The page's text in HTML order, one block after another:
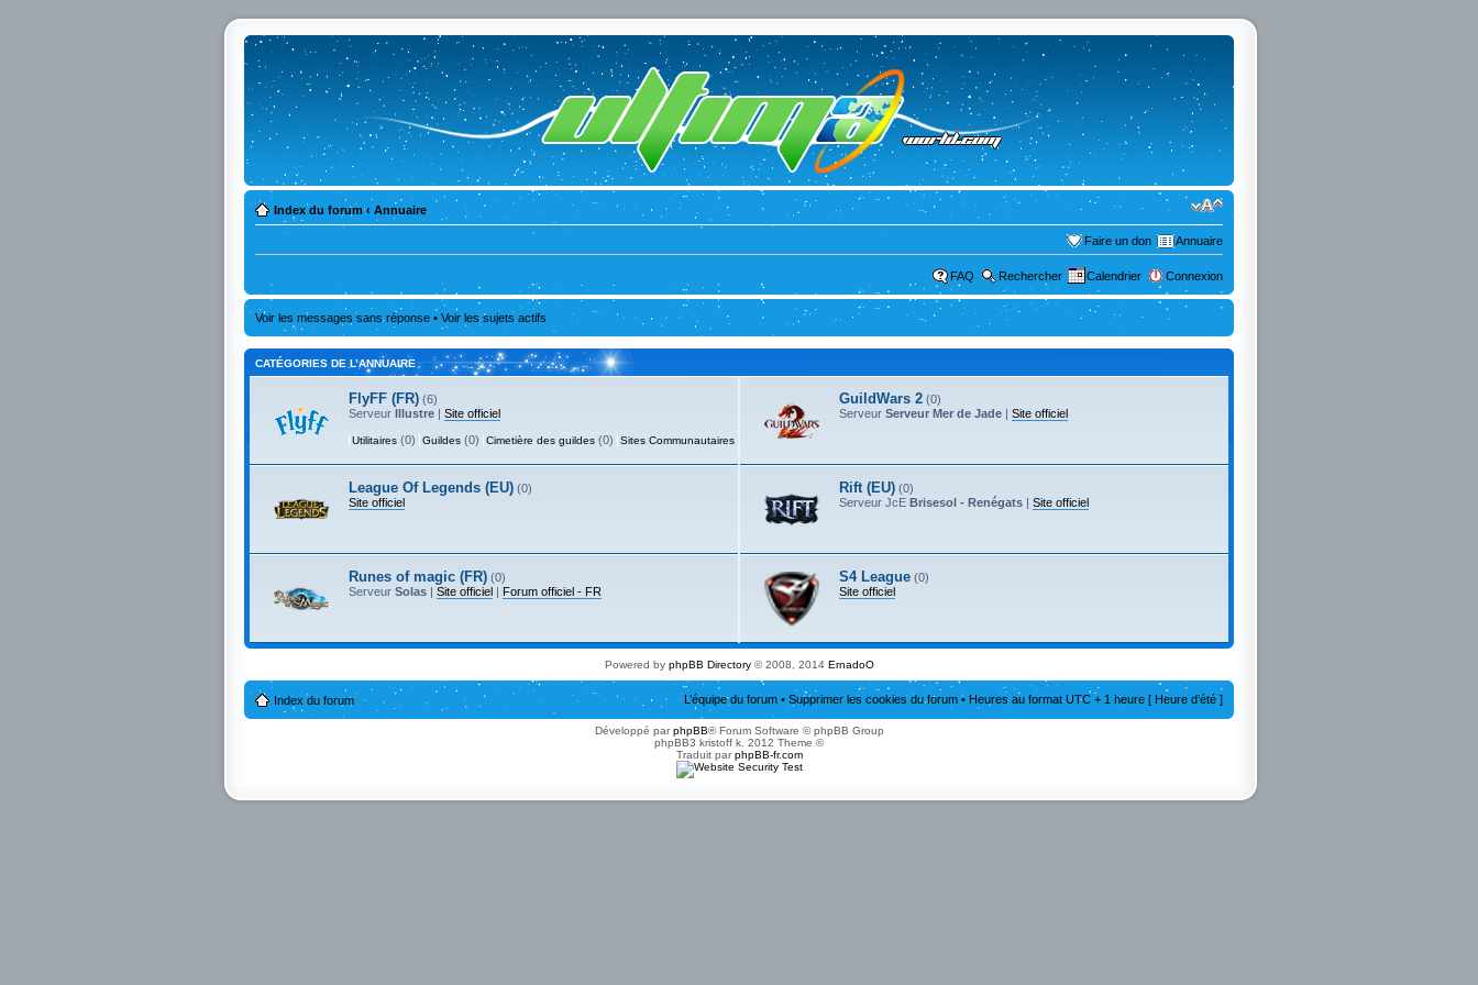
Index du forum ‹ Annuaire
Faire un don Annuaire
FAQ Rechercher Calendrier Connexion
Voir les messages sans réponse • Voir les sujets actifs
CATÉGORIES DE L’ANNUAIRE
FlyFF (FR) (6)
Serveur Illustre | Site officiel
Utilitaires (0) Guildes (0) Cimetière des guildes (0) Sites Communautaires
GuildWars 2 (0)
Serveur Serveur Mer de Jade | Site officiel
League Of Legends (EU) (0)
Site officiel
Rift (EU) (0)
Serveur JcE Brisesol - Renégats | Site officiel
Runes of magic (FR) (0)
Serveur Solas | Site officiel | Forum officiel - FR
S4 League (0)
Site officiel
Powered by phpBB Directory© 2008, 2014 ErnadoO
Index du forum L’équipe du forum • Supprimer les cookies du forum • Heures au format UTC + 1 heure [ Heure d’été ]
Développé parphpBB® Forum Software © phpBB Group
phpBB3 kristoff k. 2012 Theme ©
Traduit parphpBB-fr.com